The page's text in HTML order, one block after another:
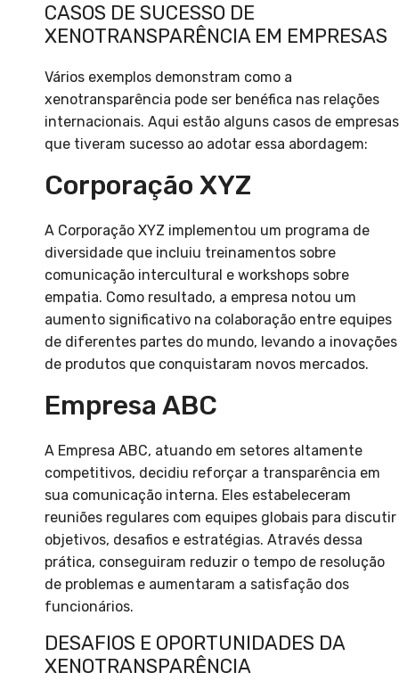
CASOS DE SUCESSO DE
XENOTRANSPARÊNCIA EM EMPRESAS
Vários exemplos demonstram como a
xenotransparência pode ser benéfica nas relações
internacionais. Aqui estão alguns casos de empresas
que tiveram sucesso ao adotar essa abordagem:
Corporação XYZ
A Corporação XYZ implementou um programa de
diversidade que incluiu treinamentos sobre
comunicação intercultural e workshops sobre
empatia. Como resultado, a empresa notou um
aumento significativo na colaboração entre equipes
de diferentes partes do mundo, levando a inovações
de produtos que conquistaram novos mercados.
Empresa ABC
A Empresa ABC, atuando em setores altamente
competitivos, decidiu reforçar a transparência em
sua comunicação interna. Eles estabeleceram
reuniões regulares com equipes globais para discutir
objetivos, desafios e estratégias. Através dessa
prática, conseguiram reduzir o tempo de resolução
de problemas e aumentaram a satisfação dos
funcionários.
DESAFIOS E OPORTUNIDADES DA
XENOTRANSPARÊNCIA